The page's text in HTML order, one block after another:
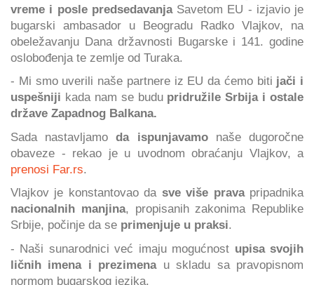
vreme i posle predsedavanjaSavetom EU - izjavio je
bugarski ambasador u Beogradu Radko Vlajkov, na
obeležavanju Dana državnosti Bugarske i 141. godine
oslobođenja te zemlje od Turaka.
- Mi smo uverili naše partnere iz EU da ćemo biti jači i
uspešniji kada nam se budu pridružile Srbija i ostale
države Zapadnog Balkana.
Sada nastavljamoda ispunjavamonaše dugoročne
obaveze - rekao je u uvodnom obraćanju Vlajkov, a
prenosi Far.rs.
Vlajkov je konstantovao da sve više pravapripadnika
nacionalnih manjina, propisanih zakonima Republike
Srbije, počinje da se primenjuje u praksi.
- Naši sunarodnici već imaju mogućnost upisa svojih
ličnih imena i prezimenau skladu sa pravopisnom
normom bugarskog jezika.